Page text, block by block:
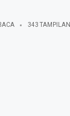
343 TAMPILAN